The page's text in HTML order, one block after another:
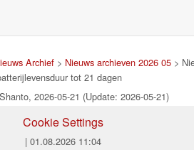
Archief > Nieuws archieven 2026 05 >
tot 21 dagen
2026-05-21 (Update: 2026-05-21)
Cookie Settings
| 01.08.2026 11:04